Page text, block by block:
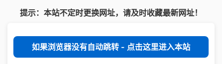
提示：本站不定时更换网址，请及时收藏最新网址！
如果浏览器没有自动跳转 - 点击这里进入本站